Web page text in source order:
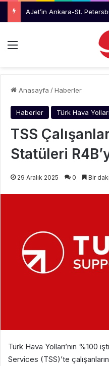
Menü
Anasayfa /Haberler
Haberler Türk Hava Yolları
TSS
Statüleri
29 Aralık 2025 0 Bir
Türk Hava Yolları’nın %100
Services (TSS)’te